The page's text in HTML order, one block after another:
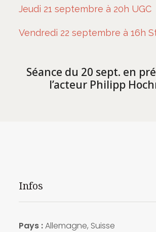
Jeudi 21 septembre à 20h UGC
Vendredi 22 septembre à 16h
Séance du 20 sept. en
l’acteur Philipp
Infos
Pays :Allemagne, Suisse